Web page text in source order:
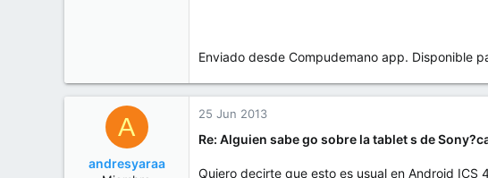
Enviado desde Compudemano app. Disponible
A
andresyaraa
25 Jun 2013
Re: Alguien sabe go sobre la tablet s de
Quiero decirte que esto es usual en Android